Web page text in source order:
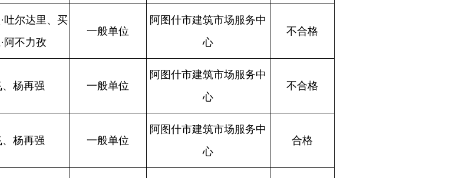
一般单位
阿图什市建筑市场服务中
心
合格
一般单位 不合格
心
阿图什市建筑市场服务中
不合格